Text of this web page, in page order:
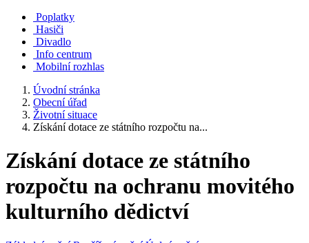
Poplatky
Hasiči
Divadlo
Info centrum
Mobilní rozhlas
Úvodní stránka
Obecní úřad
Životní situace
Získání dotace ze státního rozpočtu na...
Získání dotace ze státního
rozpočtu na ochranu movitého
kulturního dědictví